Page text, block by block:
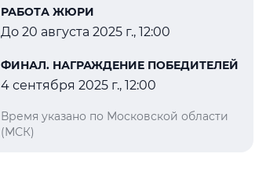
РАБОТА ЖЮРИ
До 20 августа 2025 г., 12:00
ФИНАЛ. НАГРАЖДЕНИЕ ПОБЕДИТЕЛЕЙ
4 сентября 2025 г., 12:00
Время указано по Московской области
(МСК)